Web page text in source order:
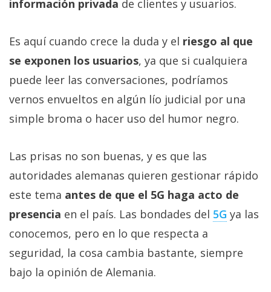
información privada de clientes y usuarios.
Es aquí cuando crece la duda y el riesgo al que
se exponen los usuarios, ya que si cualquiera
puede leer las conversaciones, podríamos
vernos envueltos en algún lío judicial por una
simple broma o hacer uso del humor negro.
Las prisas no son buenas, y es que las
autoridades alemanas quieren gestionar rápido
este tema antes de que el 5G haga acto de
presencia en el país. Las bondades del 5G ya las
conocemos, pero en lo que respecta a
seguridad, la cosa cambia bastante, siempre
bajo la opinión de Alemania.